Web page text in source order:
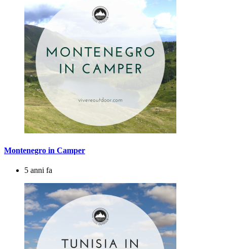
Montenegro in Camper
5 anni fa